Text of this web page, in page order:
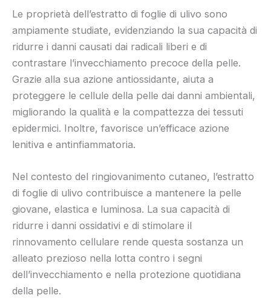
Le proprietà dell’estratto di foglie di ulivo sono
ampiamente studiate, evidenziando la sua capacità di
ridurre i danni causati dai radicali liberi e di
contrastare l’invecchiamento precoce della pelle.
Grazie alla sua azione antiossidante, aiuta a
proteggere le cellule della pelle dai danni ambientali,
migliorando la qualità e la compattezza dei tessuti
epidermici. Inoltre, favorisce un’efficace azione
lenitiva e antinfiammatoria.
Nel contesto del ringiovanimento cutaneo, l’estratto
di foglie di ulivo contribuisce a mantenere la pelle
giovane, elastica e luminosa. La sua capacità di
ridurre i danni ossidativi e di stimolare il
rinnovamento cellulare rende questa sostanza un
alleato prezioso nella lotta contro i segni
dell’invecchiamento e nella protezione quotidiana
della pelle.